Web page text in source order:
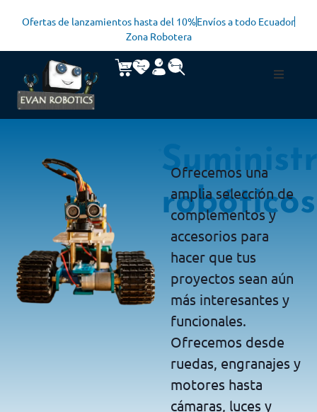
Ofertas de lanzamientos hasta del 10%Envíos a todo Ecuador
Zona Robotera
robóticos
Ofrecemos una
amplia selección de
complementos y
accesorios para
hacer que tus
proyectos sean aún
más interesantes y
funcionales.
Ofrecemos desde
ruedas, engranajes y
motores hasta
cámaras, luces y